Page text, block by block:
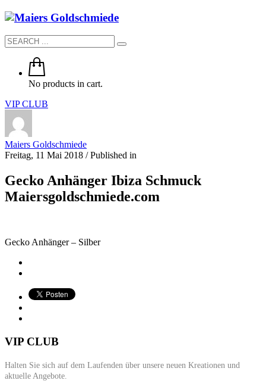
No products in cart.
VIP CLUB
Maiers Goldschmiede
Freitag, 11 Mai 2018 /Published in
Gecko Anhänger Ibiza Schmuck
Maiersgoldschmiede.com
Gecko Anhänger – Silber
VIP CLUB
Halten Sie sich auf dem Laufenden über unsere neuen Kreationen und
aktuelle Angebote.